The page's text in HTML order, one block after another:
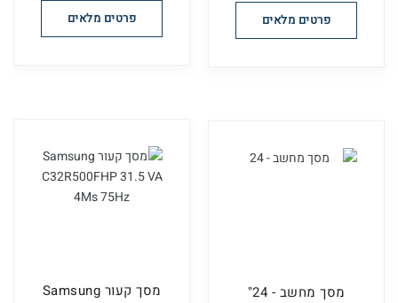
פרטים מלאים פרטים מלאים
מסך קעור Samsung
מסך מחשב - 24"